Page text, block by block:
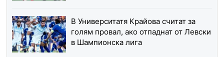
В Университатя Крайова считат за
голям провал, ако отпаднат от Левски
в Шампионска лига